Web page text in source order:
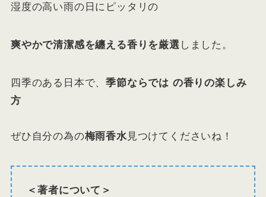
湿度の高い雨の日にピッタリの
爽やかで清潔感を纏える香りを厳選 しました。
四季のある日本で、季節ならでは の香りの楽しみ
方
ぜひ自分の為の梅雨香水 見つけてくださいね！
＜著者について＞